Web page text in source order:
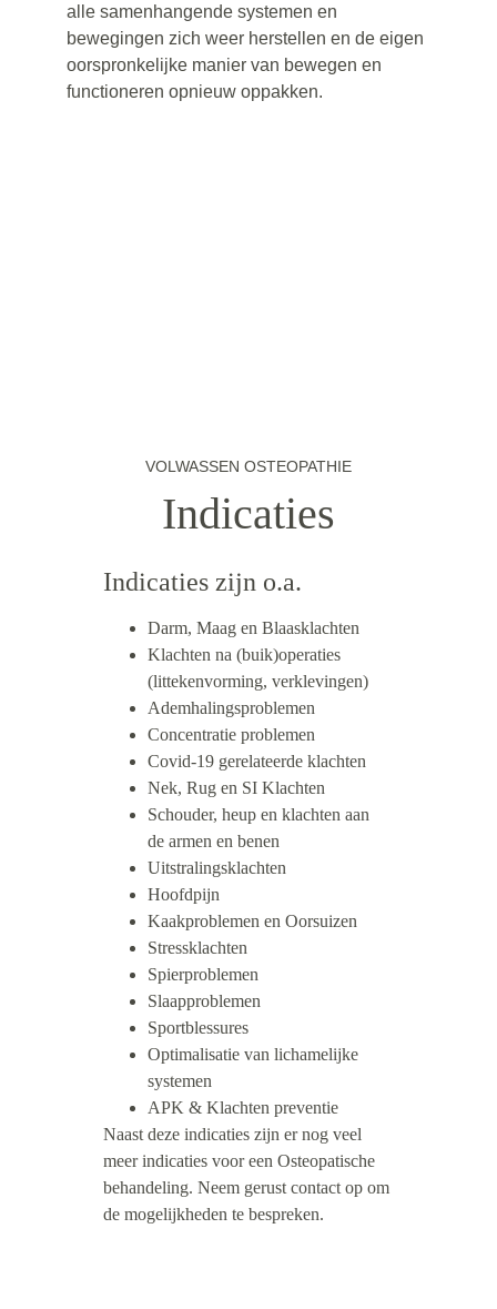
alle samenhangende systemen en
bewegingen zich weer herstellen en de eigen
oorspronkelijke manier van bewegen en
functioneren opnieuw oppakken.
Indicaties zijn o.a.
Darm, Maag en Blaasklachten
Klachten na (buik)operaties
(littekenvorming, verklevingen)
Ademhalingsproblemen
Concentratie problemen
Covid-19 gerelateerde klachten
Nek, Rug en SI Klachten
Schouder, heup en klachten aan
de armen en benen
Uitstralingsklachten
Hoofdpijn
Kaakproblemen en Oorsuizen
Stressklachten
Spierproblemen
Slaapproblemen
Sportblessures
Optimalisatie van lichamelijke
systemen
APK & Klachten preventie
Naast deze indicaties zijn er nog veel
meer indicaties voor een Osteopatische
behandeling. Neem gerust contact op om
de mogelijkheden te bespreken.
VOLWASSEN OSTEOPATHIE
Indicaties